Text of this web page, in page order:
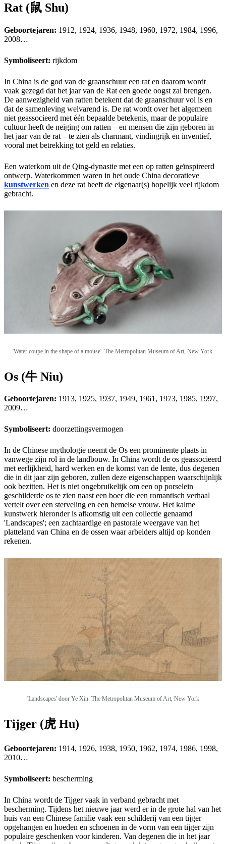
Rat (鼠 Shu)
Geboortejaren: 1912, 1924, 1936, 1948, 1960, 1972, 1984, 1996,
2008…
Symboliseert: rijkdom
In China is de god van de graanschuur een rat en daarom wordt
vaak gezegd dat het jaar van de Rat een goede oogst zal brengen.
De aanwezigheid van ratten betekent dat de graanschuur vol is en
dat de samenleving welvarend is. De rat wordt over het algemeen
niet geassocieerd met één bepaalde betekenis, maar de populaire
cultuur heeft de neiging om ratten – en mensen die zijn geboren in
het jaar van de rat – te zien als charmant, vindingrijk en inventief,
vooral met betrekking tot geld en relaties.
Een waterkom uit de Qing-dynastie met een op ratten geïnspireerd
ontwerp. Waterkommen waren in het oude China decoratieve
kunstwerken en deze rat heeft de eigenaar(s) hopelijk veel rijkdom
gebracht.
'Water coupe in the shape of a mouse'. The Metropolitan Museum of Art, New York.
Os (牛 Niu)
Geboortejaren: 1913, 1925, 1937, 1949, 1961, 1973, 1985, 1997,
2009…
Symboliseert: doorzettingsvermogen
In de Chinese mythologie neemt de Os een prominente plaats in
vanwege zijn rol in de landbouw. In China wordt de os geassocieerd
met eerlijkheid, hard werken en de komst van de lente, dus degenen
die in dit jaar zijn geboren, zullen deze eigenschappen waarschijnlijk
ook bezitten. Het is niet ongebruikelijk om een op porselein
geschilderde os te zien naast een boer die een romantisch verhaal
vertelt over een sterveling en een hemelse vrouw. Het kalme
kunstwerk hieronder is afkomstig uit een collectie genaamd
'Landscapes'; een zachtaardige en pastorale weergave van het
platteland van China en de ossen waar arbeiders altijd op konden
rekenen.
'Landscapes' door Ye Xin. The Metropolitan Museum of Art, New York
Tijger (虎 Hu)
Geboortejaren: 1914, 1926, 1938, 1950, 1962, 1974, 1986, 1998,
2010…
Symboliseert: bescherming
In China wordt de Tijger vaak in verband gebracht met
bescherming. Tijdens het nieuwe jaar werd er in de grote hal van het
huis van een Chinese familie vaak een schilderij van een tijger
opgehangen en hoeden en schoenen in de vorm van een tijger zijn
populaire geschenken voor kinderen. Van degenen die in het jaar